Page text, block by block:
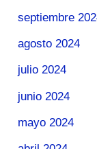
septiembre
agosto 2024
julio 2024
junio 2024
mayo 2024